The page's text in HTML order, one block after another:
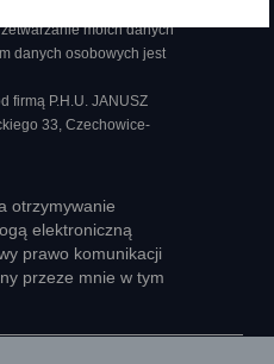
moich danych
danych osobowych jest
firmą P.H.U. JANUSZ
33, Czechowice-
otrzymywanie
elektroniczną
prawo komunikacji
przeze mnie w tym